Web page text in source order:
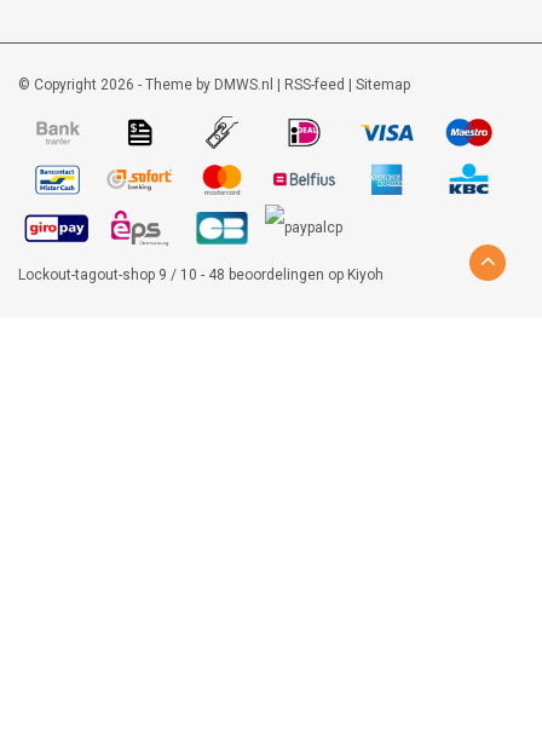
© Copyright 2026 - Theme by DMWS.nl | RSS-feed | Sitemap
Lockout-tagout-shop 9 / 10 - 48 beoordelingen op Kiyoh